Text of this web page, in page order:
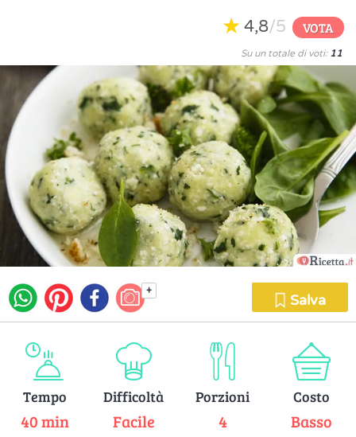
4,8/5 VOTA
Su un totale di voti: 11
+
Salva
Tempo
40 min
Difficoltà
Facile
Porzioni
4
Costo
Basso